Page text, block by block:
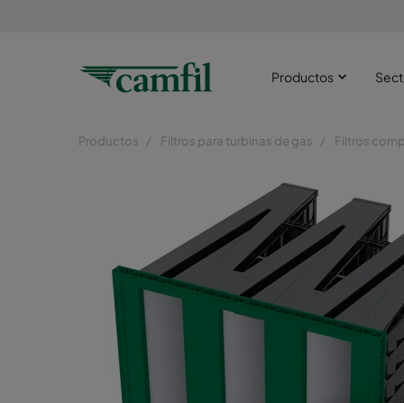
Productos
Productos Filtros para turbinas de gas Filtros